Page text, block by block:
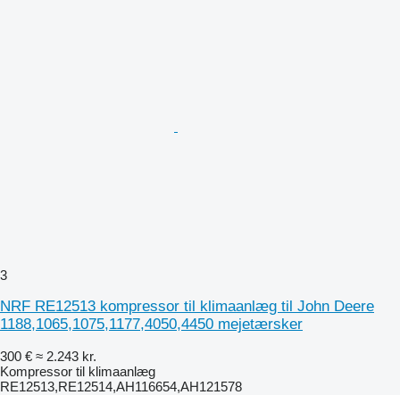
3
NRF RE12513 kompressor til klimaanlæg til John Deere
1188,1065,1075,1177,4050,4450 mejetærsker
300 € ≈ 2.243 kr.
Kompressor til klimaanlæg
RE12513,RE12514,AH116654,AH121578